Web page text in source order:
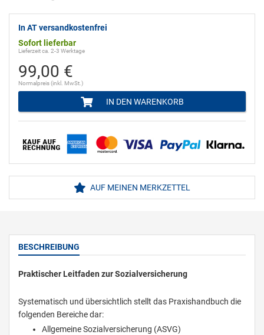
In AT versandkostenfrei
Sofort lieferbar
Lieferzeit ca. 2-3 Werktage
99,00 €
Normalpreis (inkl. MwSt.)
IN DEN WARENKORB
AUF MEINEN MERKZETTEL
BESCHREIBUNG
Praktischer Leitfaden zur Sozialversicherung
Systematisch und übersichtlich stellt das Praxishandbuch die
folgenden Bereiche dar:
Allgemeine Sozialversicherung (ASVG)